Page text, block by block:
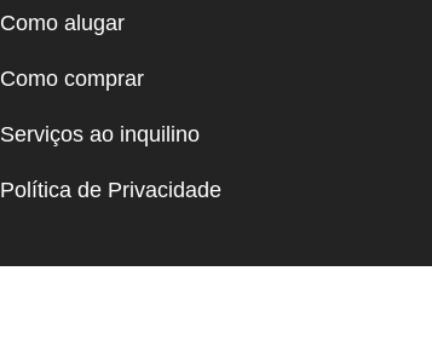
Como alugar
Como comprar
Serviços ao inquilino
Política de Privacidade